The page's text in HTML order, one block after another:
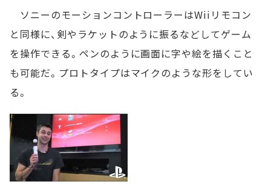
ソニーのモーションコントローラーはWiiリモコン
と同様に、剣やラケットのように振るなどしてゲーム
を操作できる。ペンのように画面に字や絵を描くこと
も可能だ。プロトタイプはマイクのような形をしてい
る。